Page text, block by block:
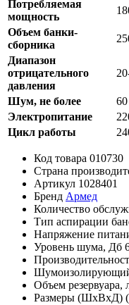
Потребляемая
мощность
Объем банки-
сборника
Диапазон
отрицательного
давления
Шум, не более
Электропитание
Цикл работы
Код товара 010730
Страна
Артикул 1028401
Бренд Армед
Количество
Тип аспирации
Напряжение
Уровень шума, Дб
Объем резервуара,
Размеры (ШхВхД)